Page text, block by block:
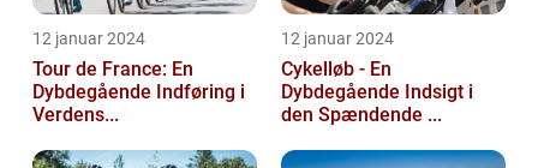
12 januar 2024
Tour de France: En
Dybdegående Indføring i
Verdens...
12 januar 2024
Cykelløb - En
Dybdegående Indsigt i
den Spændende ...